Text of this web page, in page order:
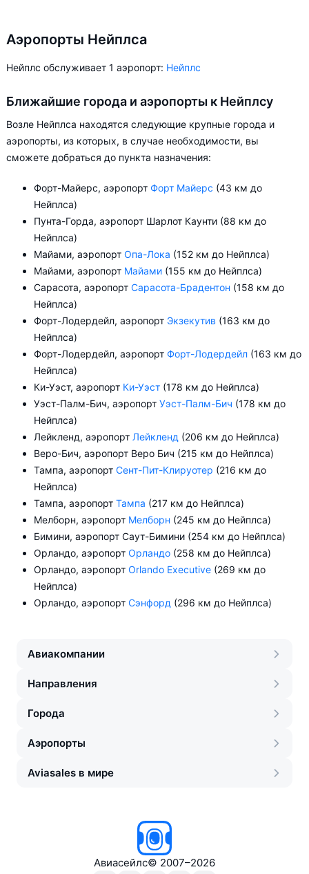
Аэропорты Нейплса
Нейплс обслуживает 1 аэропорт: Нейплс
Ближайшие города и аэропорты к Нейплсу
Возле Нейплса находятся следующие крупные города и
аэропорты, из которых, в случае необходимости, вы
сможете добраться до пункта назначения:
Форт-Майерс, аэропорт Форт Майерс (43 км до
Нейплса)
Пунта-Горда, аэропорт Шарлот Каунти (88 км до
Нейплса)
Майами, аэропорт Опа-Лока (152 км до Нейплса)
Майами, аэропорт Майами (155 км до Нейплса)
Сарасота, аэропорт Сарасота-Брадентон (158 км до
Нейплса)
Форт-Лодердейл, аэропорт Экзекутив (163 км до
Нейплса)
Форт-Лодердейл, аэропорт Форт-Лодердейл (163 км до
Нейплса)
Ки-Уэст, аэропорт Ки-Уэст (178 км до Нейплса)
Уэст-Палм-Бич, аэропорт Уэст-Палм-Бич (178 км до
Нейплса)
Лейкленд, аэропорт Лейкленд (206 км до Нейплса)
Веро-Бич, аэропорт Веро Бич (215 км до Нейплса)
Тампа, аэропорт Сент-Пит-Клируотер (216 км до
Нейплса)
Тампа, аэропорт Тампа (217 км до Нейплса)
Мелборн, аэропорт Мелборн (245 км до Нейплса)
Бимини, аэропорт Саут-Бимини (254 км до Нейплса)
Орландо, аэропорт Орландо (258 км до Нейплса)
Орландо, аэропорт Orlando Executive (269 км до
Нейплса)
Орландо, аэропорт Сэнфорд (296 км до Нейплса)
Авиакомпании
Направления
Города
Аэропорты
Aviasales в мире
Авиасейлс© 2007–2026